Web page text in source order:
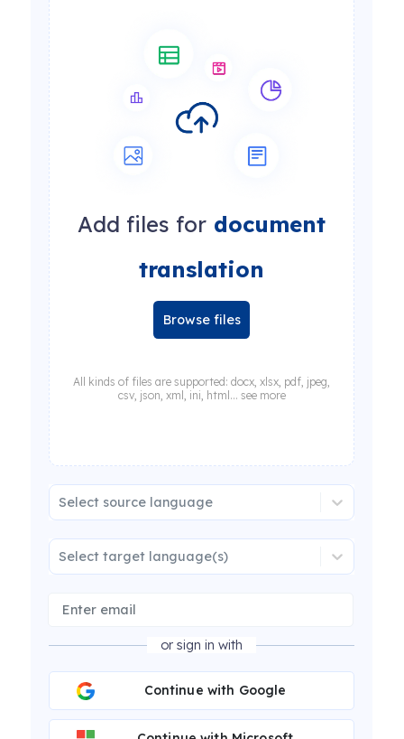
Add files for document
translation
Browse files
All kinds of files are supported: docx, xlsx, pdf, jpeg,
csv, json, xml, ini, html... see more
Select source language
Select target language(s)
or sign in with
Continue with Google